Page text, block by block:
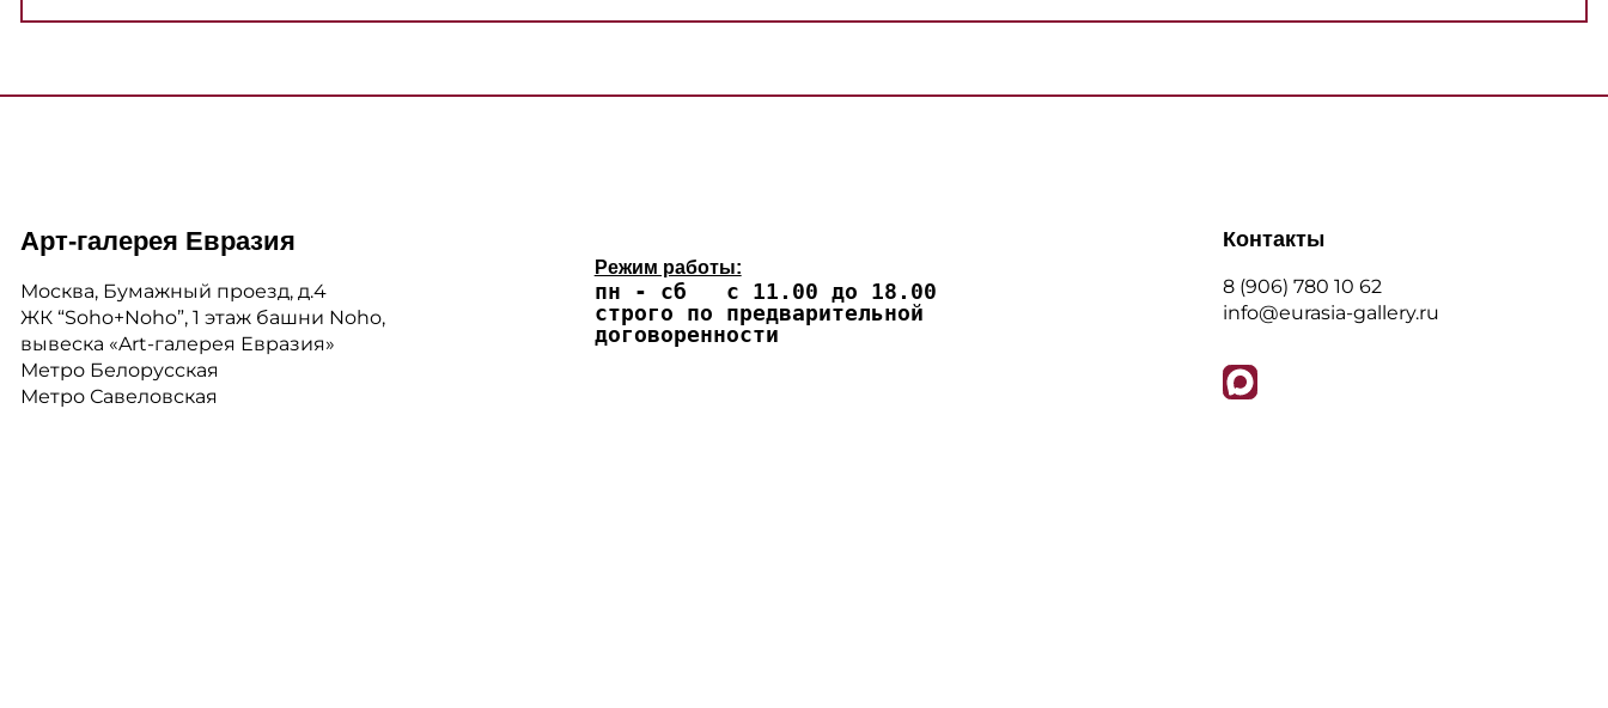
Арт-галерея Евразия
Москва, Бумажный проезд, д.4
ЖК “Soho+Noho”, 1 этаж башни Noho,
вывеска «Art-галерея Евразия»
Метро Белорусская
Метро Савеловская
Режим работы:
пн - сб с 11.00 до 18.00
строго по предварительной
договоренности
Контакты
8 (906) 780 10 62
info@eurasia-gallery.ru